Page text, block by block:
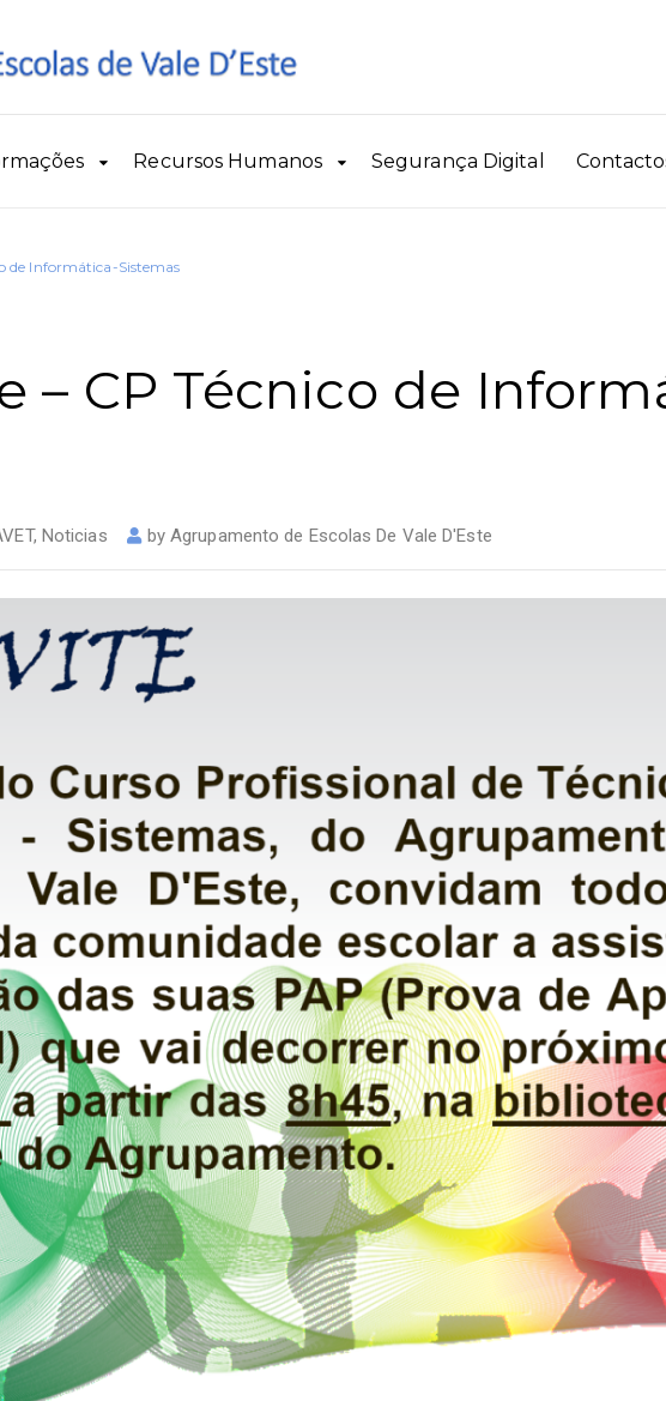
Recursos Humanos Segurança Digital
de Informática-Sistemas
– CP Técnico de
, Noticias byAgrupamento de Escolas De Vale D'Este